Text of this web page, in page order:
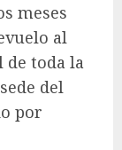
meses
al
de toda la
del
por